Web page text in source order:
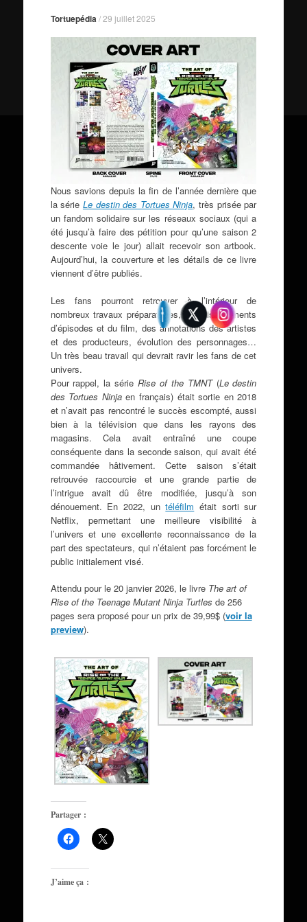
Tortuepédia /29 juillet 2025
Nous savions depuis la fin de l’année dernière que
la série Le destin des Tortues Ninja, très prisée par
un fandom solidaire sur les réseaux sociaux (qui a
été jusqu’à faire des pétition pour qu’une saison 2
descente voie le jour) allait recevoir son artbook.
Aujourd’hui, la couverture et les détails de ce livre
viennent d’être publiés.
Les fans pourront retrouver à l’intérieur de
nombreux travaux préparatoires, croquis, éléments
d’épisodes et du film, des annotations des artistes
et des producteurs, évolution des personnages…
Un très beau travail qui devrait ravir les fans de cet
univers.
Pour rappel, la sérieRise of the TMNT(Le destin
des Tortues Ninjaen français) était sortie en 2018
et n’avait pas rencontré le succès escompté, aussi
bien à la télévision que dans les rayons des
magasins. Cela avait entraîné une coupe
conséquente dans la seconde saison, qui avait été
commandée hâtivement. Cette saison s’était
retrouvée raccourcie et une grande partie de
l’intrigue avait dû être modifiée, jusqu’à son
dénouement. En 2022, untéléfilm était sorti sur
Netflix, permettant une meilleure visibilité à
l’univers et une excellente reconnaissance de la
part des spectateurs, qui n’étaient pas forcément le
public initialement visé.
Attendu pour le 20 janvier 2026, le livre The art of
Rise of the Teenage Mutant Ninja Turtles de 256
pages sera proposé pour un prix de 39,99$ (voir la
preview).
Partager :
J’aime ça :